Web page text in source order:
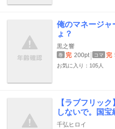
俺のマネージャ
ょ？
黒之響
巻 完 200pt コマ 完
お気に入り：105人
【ラブフリッ
しないで。国
千弘ヒロイ